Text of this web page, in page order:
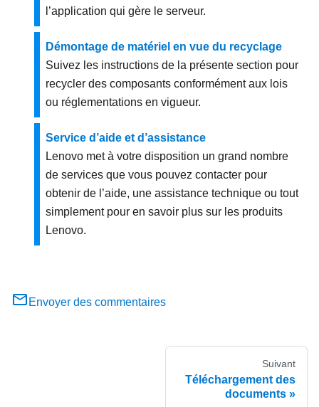
l’application qui gère le serveur.
Démontage de matériel en vue du recyclage
Suivez les instructions de la présente section pour
recycler des composants conformément aux lois
ou réglementations en vigueur.
Service d’aide et d’assistance
Lenovo met à votre disposition un grand nombre
de services que vous pouvez contacter pour
obtenir de l’aide, une assistance technique ou tout
simplement pour en savoir plus sur les produits
Lenovo.
Envoyer des commentaires
Suivant
Téléchargement des
documents